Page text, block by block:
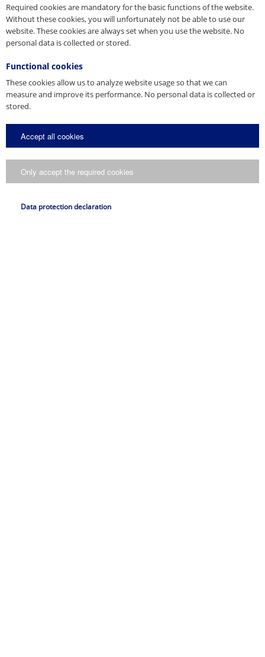
Braga di sollevamento LSB-L
Durch die Verwendung der Lastschlaufe LSB-LB
zusammen mit der Lastschlaufe LSB-L kann die
Braga di sollevamento LSB-LB
zusammen mit der Lastschlaufe LSB-L kann die
Tragfähigkeit des...
Braga di sollevamento LSB-LE
temporären Anhängen von Sachlasten bei Montage-
Required cookies are mandatory for the basic functions of the website.
Without these cookies, you will unfortunately not be able to use our
website. These cookies are always set when you use the website. No
personal data is collected or stored.
Functional cookies
These cookies allow us to analyze website usage so that we can
measure and improve its performance. No personal data is collected or
stored.
Accept all cookies
Only accept the required cookies
Data protection declaration